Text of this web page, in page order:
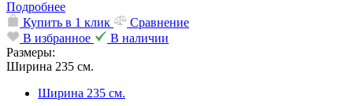
Подробнее
Купить в 1 клик
Сравнение
В избранное
В наличии
Размеры:
Ширина 235 см.
Ширина 235 см.